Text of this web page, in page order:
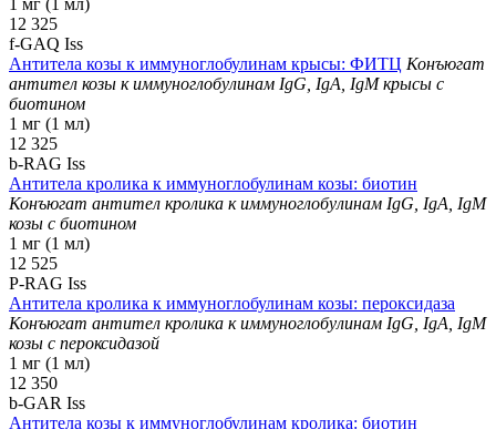
12 325
f-GAQ Iss
Антитела козы к иммуноглобулинам крысы: ФИТЦ Конъюгат
антител козы к иммуноглобулинам IgG, IgA, IgM крысы с
биотином
1 мг (1 мл)
12 325
b-RAG Iss
Антитела кролика к иммуноглобулинам козы: биотин
Конъюгат антител кролика к иммуноглобулинам IgG, IgA, IgM
козы с биотином
1 мг (1 мл)
12 525
P-RAG Iss
Антитела кролика к иммуноглобулинам козы: пероксидаза
Конъюгат антител кролика к иммуноглобулинам IgG, IgA, IgM
козы с пероксидазой
1 мг (1 мл)
12 350
b-GAR Iss
Антитела козы к иммуноглобулинам кролика: биотин